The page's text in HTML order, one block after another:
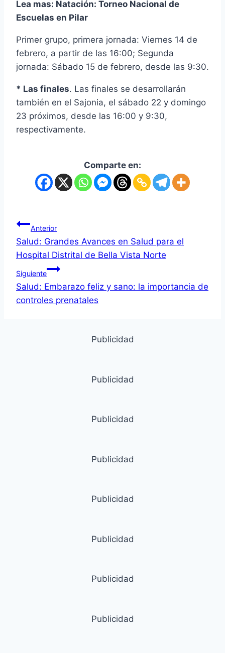
Lea mas: Natación: Torneo Nacional de
Escuelas en Pilar
Primer grupo, primera jornada: Viernes 14 de
febrero, a partir de las 16:00; Segunda
jornada: Sábado 15 de febrero, desde las 9:30.
* Las finales. Las finales se desarrollarán
también en el Sajonia, el sábado 22 y domingo
23 próximos, desde las 16:00 y 9:30,
respectivamente.
Comparte en:
Navegación
de
entradas
Anterior
Salud: Grandes Avances en Salud para el
Hospital Distrital de Bella Vista Norte
Siguiente
Salud: Embarazo feliz y sano: la importancia de
controles prenatales
Publicidad
Publicidad
Publicidad
Publicidad
Publicidad
Publicidad
Publicidad
Publicidad